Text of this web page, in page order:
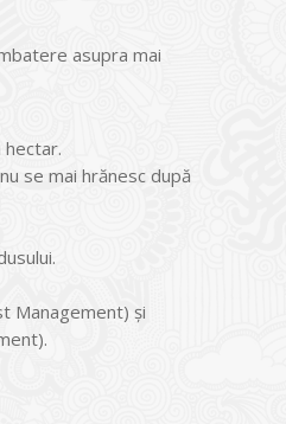
asupra mai
se mai hrănesc după
Management) și